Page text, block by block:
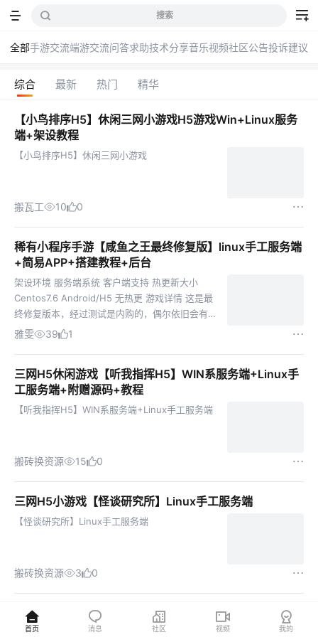
全部手游交流端游交流问答求助技术分享音乐视频社区公告投诉建议
综合 最新 热门 精华
【小鸟排序H5】休闲三网小游戏H5游戏Win+Linux服务
端+架设教程
【小鸟排序H5】休闲三网小游戏
搬瓦工 10 0
稀有小程序手游【咸鱼之王最终修复版】linux手工服务端
+简易APP+搭建教程+后台
架设环境 服务端系统 客户端支持 热更新大小
Centos7.6 Android/H5 无热更 游戏详情 这是最
终修复版本，经过测试是内购的，偶尔依旧会有卡
死的风险，流量占用小了很多。 关闭内购：别启动
雅雯 39 1
三网H5休闲游戏【听我指挥H5】WIN系服务端+Linux手
工服务端+附赠源码+教程
【听我指挥H5】WIN系服务端+Linux手工服务端
搬砖换资源 15 0
三网H5小游戏【怪谈研究所】Linux手工服务端
【怪谈研究所】Linux手工服务端
搬砖换资源 3 0
三网H5游戏27合1打了个龙拿下一座城纸上当大侠向猛鬼
开炮
搜索
首页 消息 社区 视频 我的